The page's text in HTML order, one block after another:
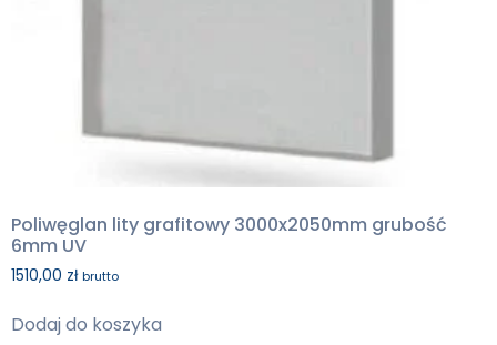
Poliwęglan lity grafitowy 3000x2050mm grubość
6mm UV
1510,00 zł brutto
Dodaj do koszyka